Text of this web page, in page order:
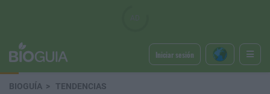
Iniciar sesión
BIOGUÍA TENDENCIAS